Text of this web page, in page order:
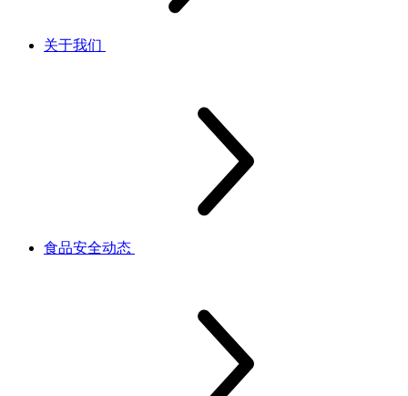
关于我们
食品安全动态